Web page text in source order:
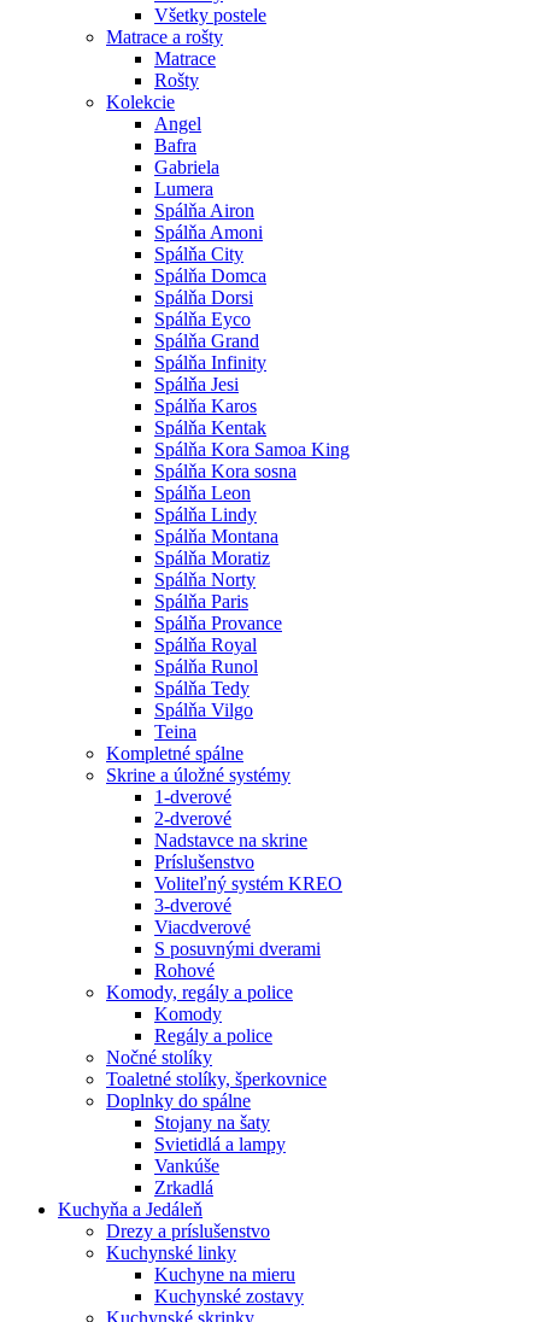
Všetky postele
Matrace a rošty
Matrace
Rošty
Kolekcie
Angel
Bafra
Gabriela
Lumera
Spálňa Airon
Spálňa Amoni
Spálňa City
Spálňa Domca
Spálňa Dorsi
Spálňa Eyco
Spálňa Grand
Spálňa Infinity
Spálňa Jesi
Spálňa Karos
Spálňa Kentak
Spálňa Kora Samoa King
Spálňa Kora sosna
Spálňa Leon
Spálňa Lindy
Spálňa Montana
Spálňa Moratiz
Spálňa Norty
Spálňa Paris
Spálňa Provance
Spálňa Royal
Spálňa Runol
Spálňa Tedy
Spálňa Vilgo
Teina
Kompletné spálne
Skrine a úložné systémy
1-dverové
2-dverové
Nadstavce na skrine
Príslušenstvo
Voliteľný systém KREO
3-dverové
Viacdverové
S posuvnými dverami
Rohové
Komody, regály a police
Komody
Regály a police
Nočné stolíky
Toaletné stolíky, šperkovnice
Doplnky do spálne
Stojany na šaty
Svietidlá a lampy
Vankúše
Zrkadlá
Kuchyňa a Jedáleň
Drezy a príslušenstvo
Kuchynské linky
Kuchyne na mieru
Kuchynské zostavy
Kuchynské skrinky